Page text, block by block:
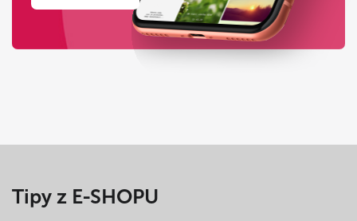
Tipy z E-SHOPU